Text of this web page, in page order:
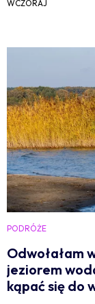
WCZORAJ
PODRÓŻE
Odwołałam
jeziorem
kąpać się do